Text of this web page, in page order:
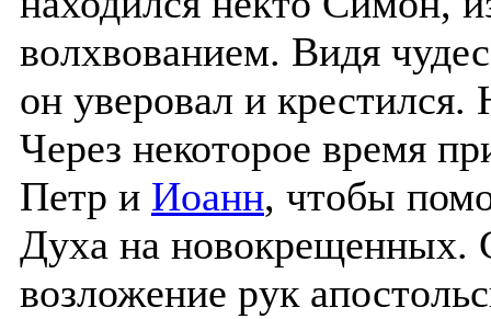
волхвованием. Видя
он уверовал и
Через некоторое время
Петр и Иоанн, чтобы
Духа на новокрещенных.
возложение рук